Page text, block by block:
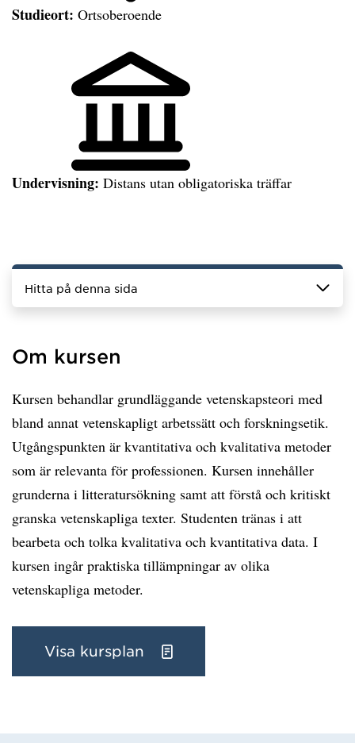
Studieort: Ortsoberoende
Undervisning: Distans utan obligatoriska träffar
Hitta på denna sida
Om kursen
Kursen behandlar grundläggande vetenskapsteori med
bland annat vetenskapligt arbetssätt och forskningsetik.
Utgångspunkten är kvantitativa och kvalitativa metoder
som är relevanta för professionen. Kursen innehåller
grunderna i litteratursökning samt att förstå och kritiskt
granska vetenskapliga texter. Studenten tränas i att
bearbeta och tolka kvalitativa och kvantitativa data. I
kursen ingår praktiska tillämpningar av olika
vetenskapliga metoder.
Visa kursplan